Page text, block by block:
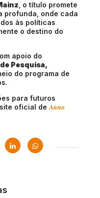
, o título promete
profunda, onde cada
às políticas
o destino do
apoio do
Pesquisa,
do programa de
para futuros
oficial de Anno